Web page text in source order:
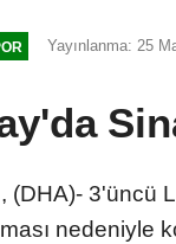
Yayınlanma: 25
(DHA)- 3'üncü
nedeniyle